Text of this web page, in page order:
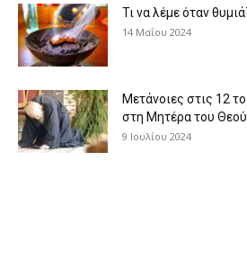
Τι να λέμε όταν
14 Μαΐου 2024
Μετάνοιες στις 12
στη Μητέρα του Θεού...
9 Ιουλίου 2024